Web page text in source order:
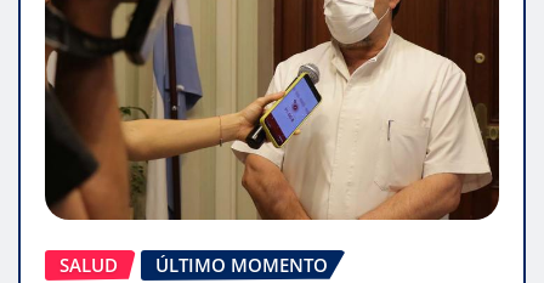
SALUD ÚLTIMO MOMENTO